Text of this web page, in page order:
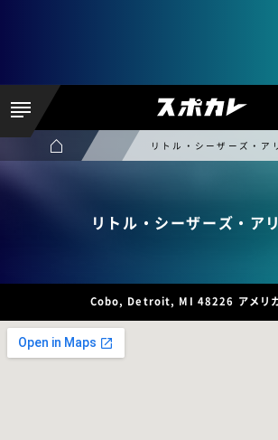
リトル・シーザーズ・ア
リトル・シーザーズ・ア
Cobo, Detroit, MI 48226 アメリ